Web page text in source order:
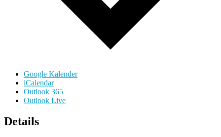
Google Kalender
iCalendar
Outlook 365
Outlook Live
Details